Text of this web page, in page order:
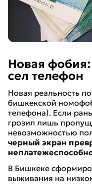
Новая
сел телефон
Новая реальность
бишкекской
телефона). Если
грозил лишь
невозможностью
черный экран
В Бишкеке
выживания на